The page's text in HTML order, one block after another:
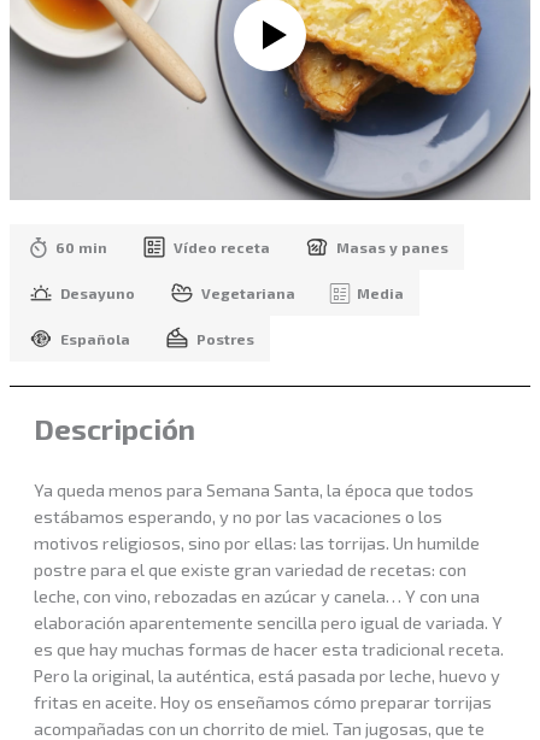
60 min Vídeo receta Masas y panes
Desayuno Vegetariana Media
Española Postres
Descripción
Ya queda menos para Semana Santa, la época que todos
estábamos esperando, y no por las vacaciones o los
motivos religiosos, sino por ellas: las torrijas. Un humilde
postre para el que existe gran variedad de recetas: con
leche, con vino, rebozadas en azúcar y canela… Y con una
elaboración aparentemente sencilla pero igual de variada. Y
es que hay muchas formas de hacer esta tradicional receta.
Pero la original, la auténtica, está pasada por leche, huevo y
fritas en aceite. Hoy os enseñamos cómo preparar torrijas
acompañadas con un chorrito de miel. Tan jugosas, que te